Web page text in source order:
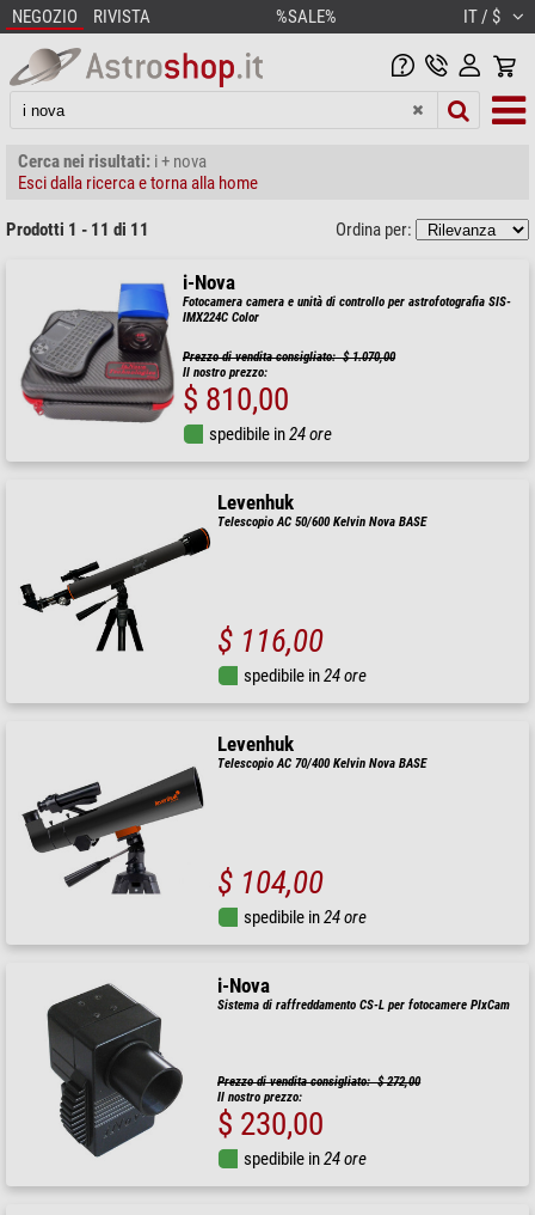
NEGOZIO RIVISTA %SALE% IT / $
Cerca nei risultati: i + nova
Esci dalla ricerca e torna alla home
Prodotti 1 - 11 di 11 Ordina per:
i-Nova
Fotocamera camera e unità di controllo per astrofotografia SIS-
IMX224C Color
Prezzo di vendita consigliato: $ 1.070,00
Il nostro prezzo:
$ 810,00
spedibile in24 ore
Levenhuk
Telescopio AC 50/600 Kelvin Nova BASE
$ 116,00
spedibile in24 ore
Levenhuk
Telescopio AC 70/400 Kelvin Nova BASE
$ 104,00
spedibile in24 ore
i-Nova
Sistema di raffreddamento CS-L per fotocamere PlxCam
Prezzo di vendita consigliato: $ 272,00
Il nostro prezzo:
$ 230,00
spedibile in24 ore